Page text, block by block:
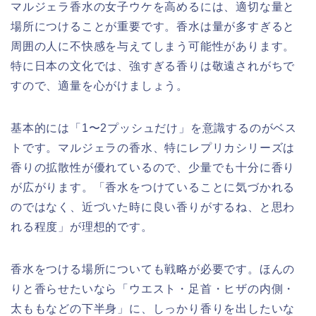
マルジェラ香水の女子ウケを高めるには、適切な量と
場所につけることが重要です。香水は量が多すぎると
周囲の人に不快感を与えてしまう可能性があります。
特に日本の文化では、強すぎる香りは敬遠されがちで
すので、適量を心がけましょう。
基本的には「1〜2プッシュだけ」を意識するのがベス
トです。マルジェラの香水、特にレプリカシリーズは
香りの拡散性が優れているので、少量でも十分に香り
が広がります。「香水をつけていることに気づかれる
のではなく、近づいた時に良い香りがするね、と思わ
れる程度」が理想的です。
香水をつける場所についても戦略が必要です。ほんの
りと香らせたいなら「ウエスト・足首・ヒザの内側・
太ももなどの下半身」に、しっかり香りを出したいな